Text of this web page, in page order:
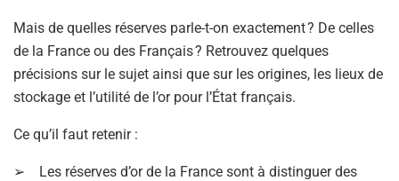
Mais de quelles réserves parle-t-on exactement ? De celles
de la France ou des Français ? Retrouvez quelques
précisions sur le sujet ainsi que sur les origines, les lieux de
stockage et l’utilité de l’or pour l’État français.
Ce qu’il faut retenir :
➢ Les réserves d’or de la France sont à distinguer des